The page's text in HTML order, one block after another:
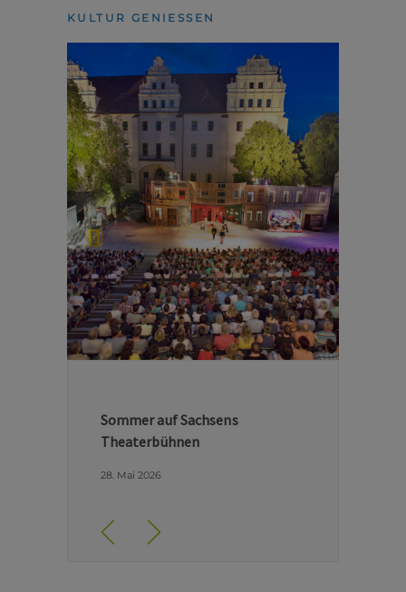
KULTUR GENIESSEN
Hinter den Kulissen der Dresdner
Semperoper
29. April 2026